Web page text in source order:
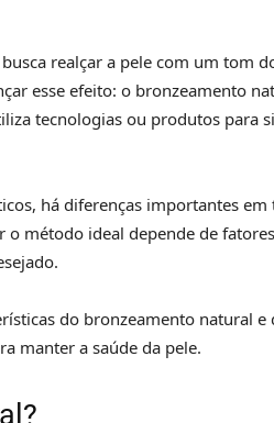
realçar a pele com um tom
esse efeito: o bronzeamento
tecnologias ou produtos para
há diferenças importantes em
o método ideal depende de
do bronzeamento natural e
manter a saúde da pele.